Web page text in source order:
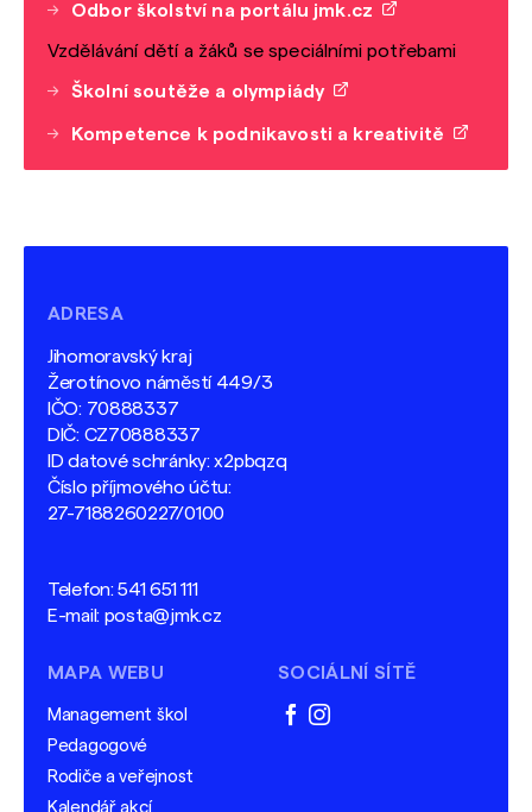
Odbor školství na portálu jmk.cz
Vzdělávání dětí a žáků se speciálními potřebami
Školní soutěže a olympiády
Kompetence k podnikavosti a kreativitě
ADRESA
Jihomoravský kraj
Žerotínovo náměstí 449/3
IČO: 70888337
DIČ: CZ70888337
ID datové schránky: x2pbqzq
Číslo příjmového účtu:
27-7188260227/0100
Telefon:541 651 111
E-mail: posta@jmk.cz
MAPA WEBU
Management škol
Pedagogové
Rodiče a veřejnost
Kalendář akcí
SOCIÁLNÍ SÍTĚ
facebook
instagram